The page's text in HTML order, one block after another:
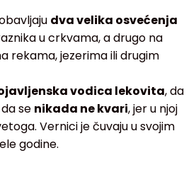
dva velika osvećenja
u crkvama, a drugo na
rekama, jezerima ili drugim
vodica lekovita, da
se nikada ne kvari, jer u njoj
Vernici je čuvaju u svojim
godine.